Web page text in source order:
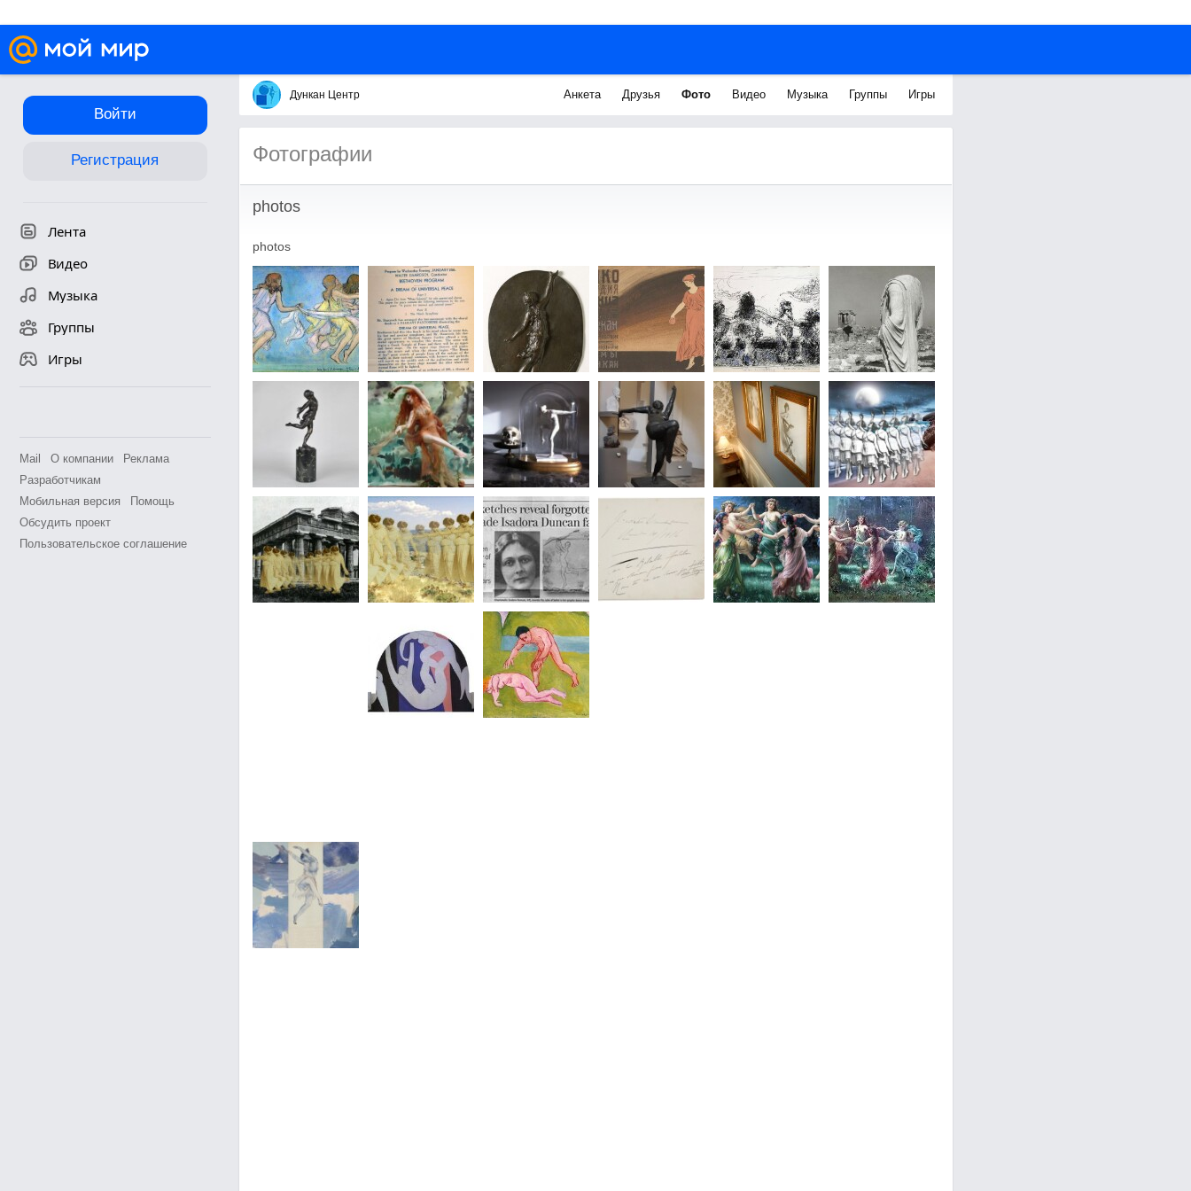
Войти
Регистрация
Лента
Видео
Музыка
Группы
Игры
Mail О компании
Реклама
Разработчикам
Мобильная версия
Помощь
Обсудить проект
Пользовательское соглашение
Дункан Центр Анкета Друзья Фото Видео Музыка Группы Игры
Фотографии
photos
photos